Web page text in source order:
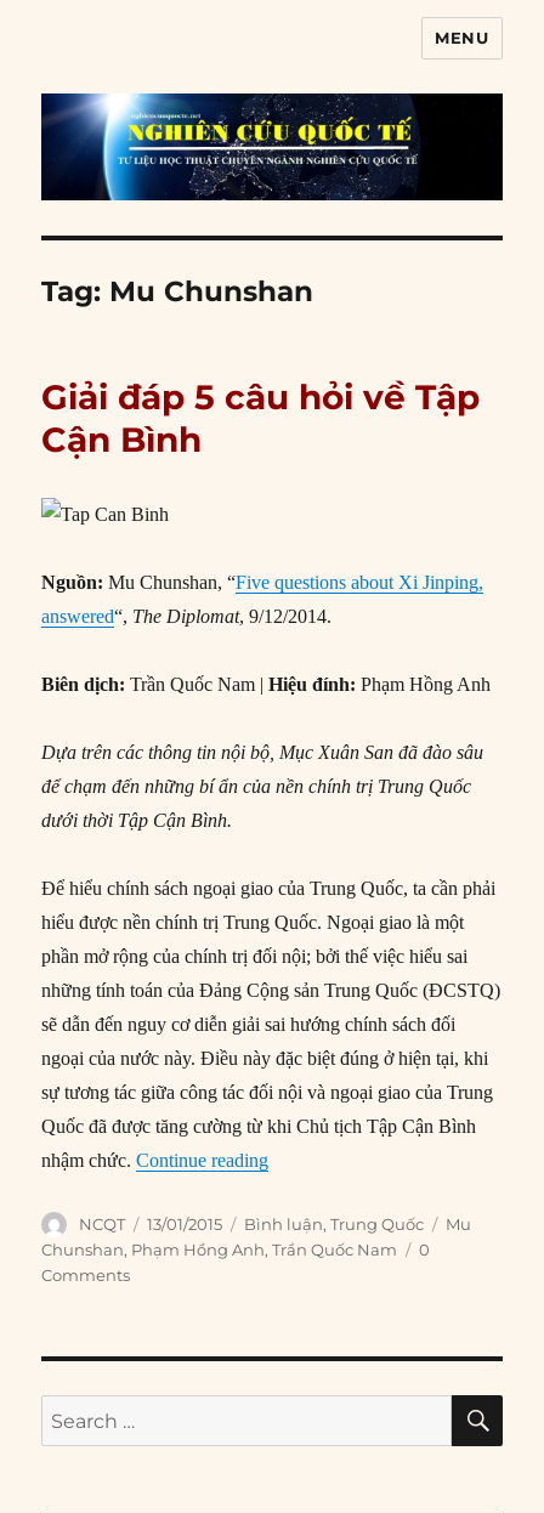
MENU
Tag: Mu Chunshan
Giải đáp 5 câu hỏi về Tập
Cận Bình
Nguồn: Mu Chunshan, “Five questions about Xi Jinping,
answered“, The Diplomat, 9/12/2014.
Biên dịch: Trần Quốc Nam |Hiệu đính: Phạm Hồng Anh
Dựa trên các thông tin nội bộ, Mục Xuân San đã đào sâu
để chạm đến những bí ẩn của nền chính trị Trung Quốc
dưới thời Tập Cận Bình.
Để hiểu chính sách ngoại giao của Trung Quốc, ta cần phải
hiểu được nền chính trị Trung Quốc. Ngoại giao là một
phần mở rộng của chính trị đối nội; bởi thế việc hiểu sai
những tính toán của Đảng Cộng sản Trung Quốc (ĐCSTQ)
sẽ dẫn đến nguy cơ diễn giải sai hướng chính sách đối
ngoại của nước này. Điều này đặc biệt đúng ở hiện tại, khi
sự tương tác giữa công tác đối nội và ngoại giao của Trung
Quốc đã được tăng cường từ khi Chủ tịch Tập Cận Bình
nhậm chức.Continue reading“Giải đáp 5 câu hỏi về Tập Cận
Author
NCQT
Posted
on
13/01/2015 Categories
Bình luận,Trung Quốc Tags
Mu
Chunshan, Phạm Hồng Anh,Trần Quốc Nam
0
Comments
Search
for: